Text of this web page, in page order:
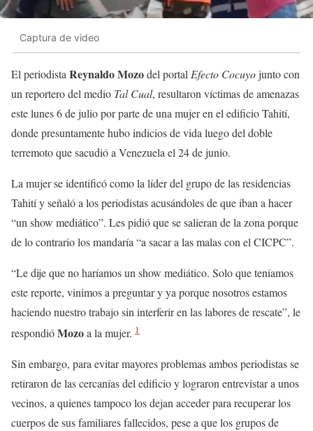
Captura de video
El periodista Reynaldo Mozodel portal Efecto Cocuyojunto con
un reportero del medio Tal Cual, resultaron víctimas de amenazas
este lunes 6 de julio por parte de una mujer en el edificio Tahití,
donde presuntamente hubo indicios de vida luego del doble
terremoto que sacudió a Venezuela el 24 de junio.
La mujer se identificó como la líder del grupo de las residencias
Tahití y señaló a los periodistas acusándoles de que iban a hacer
“un show mediático”. Les pidió que se salieran de la zona porque
de lo contrario los mandaría “a sacar a las malas con el CICPC”.
“Le dije que no haríamos un show mediático. Solo que teníamos
este reporte, vinimos a preguntar y ya porque nosotros estamos
haciendo nuestro trabajo sin interferir en las labores de rescate”, le
respondióMozoa la mujer. 1
Sin embargo, para evitar mayores problemas ambos periodistas se
retiraron de las cercanías del edificio y lograron entrevistar a unos
vecinos, a quienes tampoco los dejan acceder para recuperar los
cuerpos de sus familiares fallecidos, pese a que los grupos de